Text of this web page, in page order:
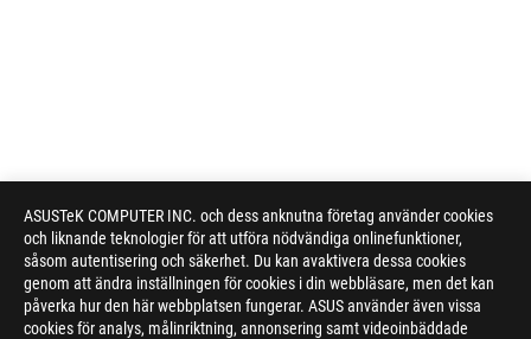
ASUSTeK COMPUTER INC. och dess anknutna företag använder cookies
och liknande teknologier för att utföra nödvändiga onlinefunktioner,
såsom autentisering och säkerhet. Du kan avaktivera dessa cookies
genom att ändra inställningen för cookies i din webbläsare, men det kan
påverka hur den här webbplatsen fungerar. ASUS använder även vissa
cookies för analys, målinriktning, annonsering samt videoinbäddade